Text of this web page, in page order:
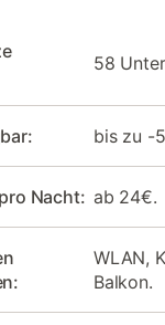
58
bis zu -
Nacht: ab 24€.
WLAN,
Balkon.